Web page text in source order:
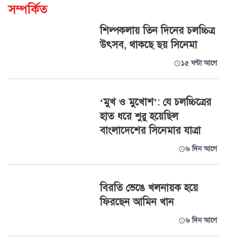
সম্পর্কিত
শিল্পকলায় তিন দিনের চলচ্চিত্র
উৎসব, থাকছে ছয় সিনেমা
১৫ ঘণ্টা আগে
‘মুখ ও মুখোশ’: যে চলচ্চিত্রের
হাত ধরে শুরু হয়েছিল
বাংলাদেশের সিনেমার যাত্রা
৬ দিন আগে
বিরতি ভেঙে খলনায়ক হয়ে
ফিরছেন আমিন খান
৬ দিন আগে